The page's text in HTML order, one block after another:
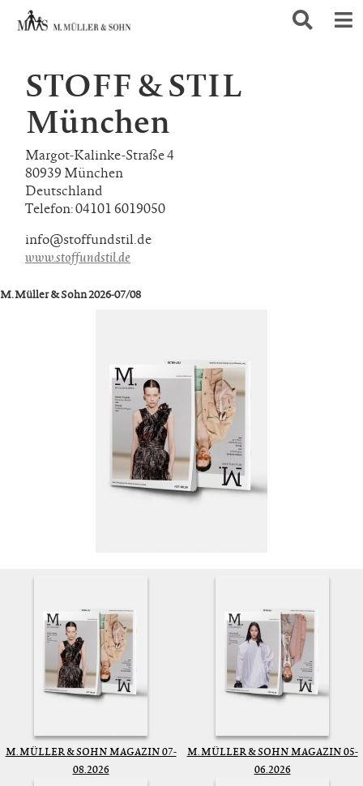
STOFF & STIL
München
Margot-Kalinke-Straße 4
80939 München
Deutschland
Telefon: 04101 6019050
info@stoffundstil.de
www.stoffundstil.de
M. Müller & Sohn 2026-07/08
M. MÜLLER & SOHN MAGAZIN 07-
08.2026
M. MÜLLER & SOHN MAGAZIN 05-
06.2026